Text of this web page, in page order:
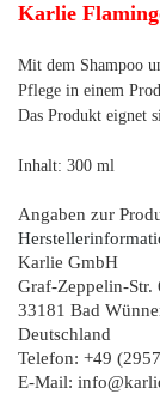
Karlie
Mit dem Shampoo
Pflege in einem
Das Produkt eignet
Inhalt: 300 ml
Angaben zur
Karlie GmbH
Graf-Zeppelin-Str.
33181 Bad
Deutschland
Telefon: +49
E-Mail: